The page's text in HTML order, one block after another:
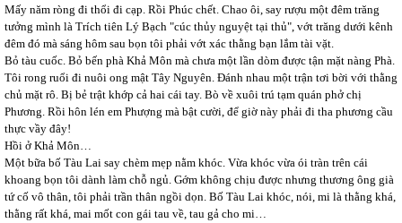
Mấy năm ròng đi thổi đi cạp. Rồi Phúc chết. Chao ôi, say rượu một đêm trăng
tưởng mình là Trích tiên Lý Bạch "cúc thủy nguyệt tại thủ", vớt trăng dưới kênh
đêm đó mà sáng hôm sau bọn tôi phải vớt xác thằng bạn lắm tài vặt.
Bỏ tàu cuốc. Bỏ bến phà Khả Môn mà chưa một lần dòm được tận mặt nàng Phà.
Tôi rong ruổi đi nuôi ong mật Tây Nguyên. Đánh nhau một trận tơi bời với thằng
chủ mặt rô. Bị bẻ trật khớp cả hai cái tay. Bò về xuôi trú tạm quán phở chị
Phương. Rồi hôn lén em Phượng mà bật cười, để giờ này phải đi tha phương cầu
thực vầy đây!
Hồi ở Khả Môn…
Một bữa bố Tàu Lai say chèm mẹp nằm khóc. Vừa khóc vừa ói tràn trên cái
khoang bọn tôi dành làm chỗ ngủ. Gớm không chịu được nhưng thương ông già
tứ cố vô thân, tôi phải trần thân ngồi dọn. Bố Tàu Lai khóc, nói, mi là thằng khá,
thằng rất khá, mai mốt con gái tau về, tau gả cho mi…